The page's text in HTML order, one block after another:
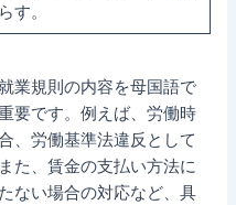
らす。
業規則の内容を母国語で
要です。例えば、労働時
、労働基準法違反として
た、賃金の支払い方法に
ない場合の対応など、具